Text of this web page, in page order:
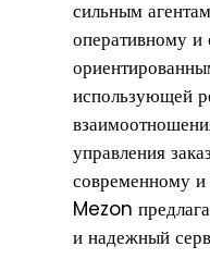
сильным
оперативному
использующей
управления
современному и
Mezon
и надежный